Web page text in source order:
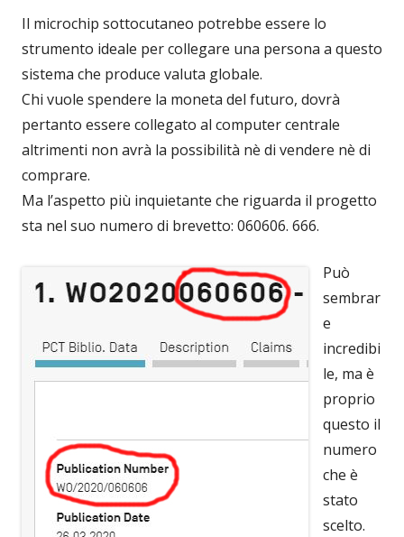
una
nuova
finestra
Il microchip sottocutaneo potrebbe essere lo
strumento ideale per collegare una persona a questo
sistema che produce valuta globale.
Chi vuole spendere la moneta del futuro, dovrà
pertanto essere collegato al computer centrale
altrimenti non avrà la possibilità nè di vendere nè di
comprare.
Ma l’aspetto più inquietante che riguarda il progetto
sta nel suo numero di brevetto: 060606. 666.
Può
sembrar
e
incredibi
le, ma è
proprio
questo il
numero
che è
stato
scelto.